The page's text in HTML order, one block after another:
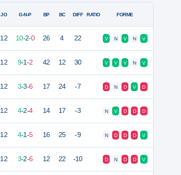
JO G-N-P BP BC DIFF RATIO FORME
12 10-2-0 26 4 22 V N V N V
12 9-1-2 42 12 30 V V V N V
12 3-3-6 17 24 -7 D N D V D
12 4-2-4 14 17 -3 N V D D D
12 4-1-5 16 25 -9 N D D D V
12 3-2-6 12 22 -10 D N D D V